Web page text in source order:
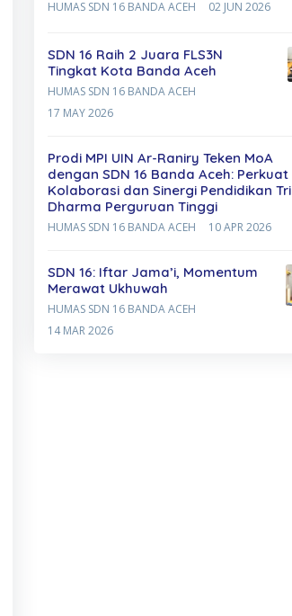
HUMAS SDN 16 BANDA ACEH 02 JUN 2026
SDN 16 Raih 2 Juara FLS3N
Tingkat Kota Banda Aceh
HUMAS SDN 16 BANDA ACEH
17 MAY 2026
Prodi MPI UIN Ar-Raniry Teken MoA
dengan SDN 16 Banda Aceh: Perkuat
Kolaborasi dan Sinergi Pendidikan Tri
Dharma Perguruan Tinggi
HUMAS SDN 16 BANDA ACEH 10 APR 2026
SDN 16: Iftar Jama’i, Momentum
Merawat Ukhuwah
HUMAS SDN 16 BANDA ACEH
14 MAR 2026